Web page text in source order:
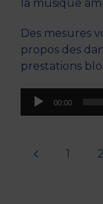
la musique
Des mesures
propos des
prestations
Lecteur
00:00
1 2